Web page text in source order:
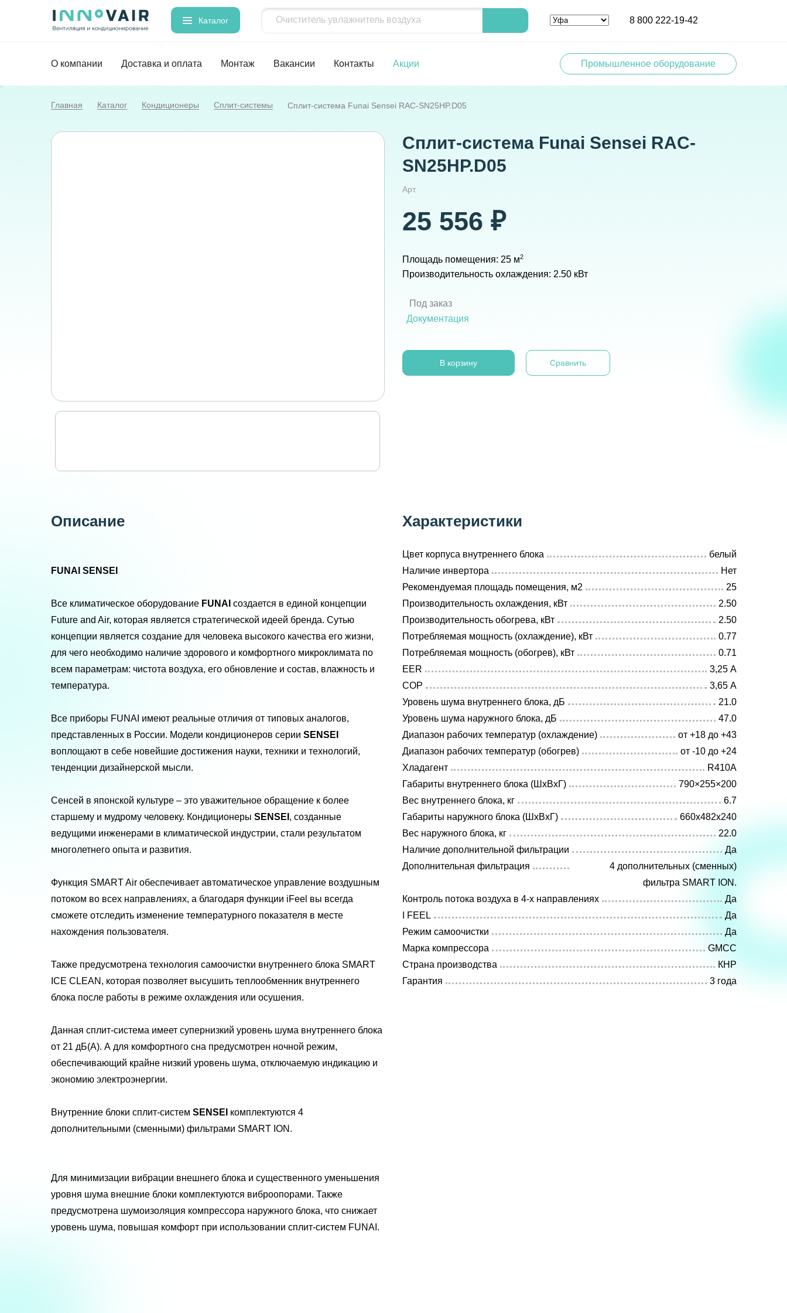
Каталог 8 800 222-19-42
О компании Доставка и оплата Монтаж Вакансии Контакты Акции Промышленное оборудование
Главная Каталог Кондиционеры Сплит-системы Сплит-система Funai Sensei RAC-SN25HP.D05
Сплит-система Funai Sensei RAC-
SN25HP.D05
Арт.
25 556 ₽
Площадь помещения: 25 м2
Производительность охлаждения: 2.50 кВт
Под заказ
Документация
В корзину Сравнить
Описание
FUNAI SENSEI
Все климатическое оборудование FUNAI создается в единой концепции
Future and Air, которая является стратегической идеей бренда. Сутью
концепции является создание для человека высокого качества его жизни,
для чего необходимо наличие здорового и комфортного микроклимата по
всем параметрам: чистота воздуха, его обновление и состав, влажность и
температура.
Все приборы FUNAI имеют реальные отличия от типовых аналогов,
представленных в России. Модели кондиционеров серии SENSEI
воплощают в себе новейшие достижения науки, техники и технологий,
тенденции дизайнерской мысли.
Сенсей в японской культуре – это уважительное обращение к более
старшему и мудрому человеку. Кондиционеры SENSEI , созданные
ведущими инженерами в климатической индустрии, стали результатом
многолетнего опыта и развития.
Функция SMART Air обеспечивает автоматическое управление воздушным
потоком во всех направлениях, а благодаря функции iFeel вы всегда
сможете отследить изменение температурного показателя в месте
нахождения пользователя.
Также предусмотрена технология самоочистки внутреннего блока SMART
ICE CLEAN, которая позволяет высушить теплообменник внутреннего
блока после работы в режиме охлаждения или осушения.
Данная сплит-система имеет супернизкий уровень шума внутреннего блока
от 21 дБ(А). А для комфортного сна предусмотрен ночной режим,
обеспечивающий крайне низкий уровень шума, отключаемую индикацию и
экономию электроэнергии.
Внутренние блоки сплит-систем SENSEI комплектуются 4
дополнительными (сменными) фильтрами SMART ION.
Для минимизации вибрации внешнего блока и существенного уменьшения
уровня шума внешние блоки комплектуются виброопорами. Также
предусмотрена шумоизоляция компрессора наружного блока, что снижает
уровень шума, повышая комфорт при использовании сплит-систем FUNAI.
Характеристики
Цвет корпуса внутреннего блока
белый
Наличие инвертора
Нет
Рекомендуемая площадь помещения, м2
25
Производительность охлаждения, кВт
2.50
Производительность обогрева, кВт
2.50
Потребляемая мощность (охлаждение), кВт
0.77
Потребляемая мощность (обогрев), кВт
0.71
EER
3,25 А
COP
3,65 А
Уровень шума внутреннего блока, дБ
21.0
Уровень шума наружного блока, дБ
47.0
Диапазон рабочих температур (охлаждение)
от +18 до +43
Диапазон рабочих температур (обогрев)
от -10 до +24
Хладагент
R410A
Габариты внутреннего блока (ШхВхГ)
790×255×200
Вес внутреннего блока, кг
6.7
Габариты наружного блока (ШхВхГ)
660x482x240
Вес наружного блока, кг
22.0
Наличие дополнительной фильтрации
Да
Дополнительная фильтрация
4 дополнительных (сменных)
фильтра SMART ION.
Контроль потока воздуха в 4-х направлениях
Да
I FEEL
Да
Режим самоочистки
Да
Марка компрессора
GMCC
Страна производства
КНР
Гарантия
3 года